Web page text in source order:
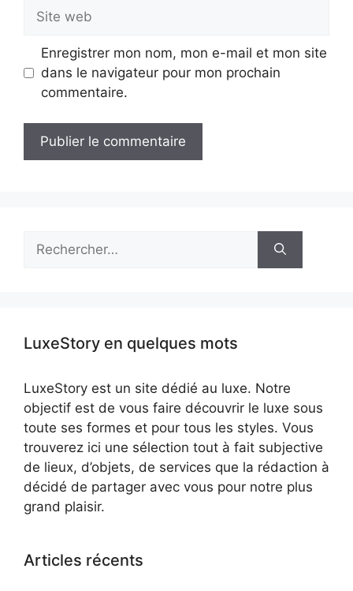
Site
web
Enregistrer mon nom, mon e-mail et mon site
dans le navigateur pour mon prochain
commentaire.
LuxeStory en quelques mots
LuxeStory est un site dédié au luxe. Notre
objectif est de vous faire découvrir le luxe sous
toute ses formes et pour tous les styles. Vous
trouverez ici une sélection tout à fait subjective
de lieux, d’objets, de services que la rédaction à
décidé de partager avec vous pour notre plus
grand plaisir.
Articles récents